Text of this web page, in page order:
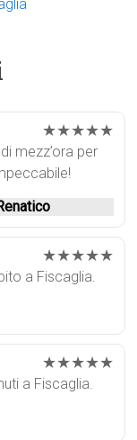
★★★★★
mezz’ora per
★★★★★
a Fiscaglia.
★★★★★
a Fiscaglia.